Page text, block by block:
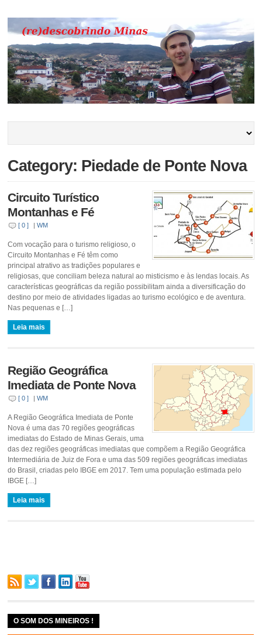
Category: Piedade de Ponte Nova
Circuito Turístico
Montanhas e Fé
[ 0 ] |WM
Com vocação para o turismo religioso, o
Circuito Montanhas e Fé têm como
principal atrativo as tradições populares e
religiosas, que conciliam beleza natural ao misticismo e às lendas locais. As
características geográficas da região possibilitam ainda a diversificação do
destino por meio de atividades ligadas ao turismo ecológico e de aventura.
Nas pequenas e […]
Leia mais
Região Geográfica
Imediata de Ponte Nova
[ 0 ] |WM
A Região Geográfica Imediata de Ponte
Nova é uma das 70 regiões geográficas
imediatas do Estado de Minas Gerais, uma
das dez regiões geográficas imediatas que compõem a Região Geográfica
Intermediária de Juiz de Fora e uma das 509 regiões geográficas imediatas
do Brasil, criadas pelo IBGE em 2017. Tem uma população estimada pelo
IBGE […]
Leia mais
O SOM DOS MINEIROS !